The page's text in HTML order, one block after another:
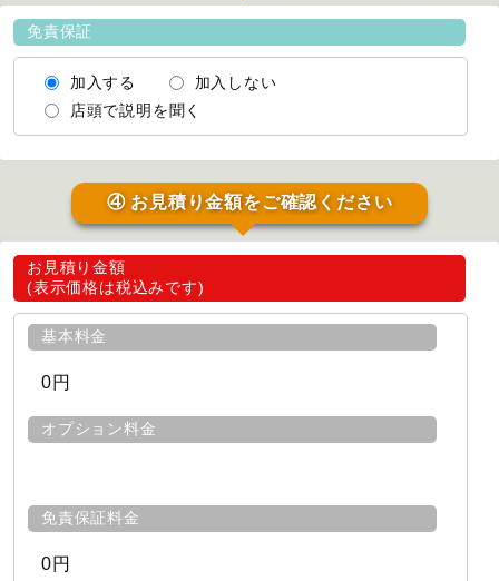
免責保証
加入する
加入しない
店頭で説明を聞く
④ お見積り金額をご確認ください
お見積り金額
(表示価格は税込みです)
基本料金
0円
オプション料金
免責保証料金
0円